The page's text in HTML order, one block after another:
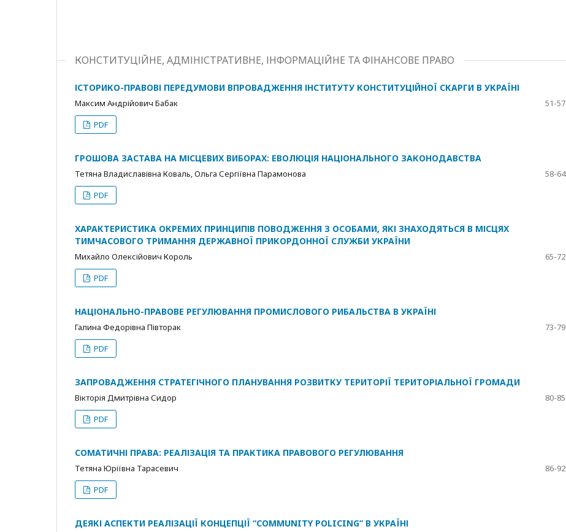
КОНСТИТУЦІЙНЕ, АДМІНІСТРАТИВНЕ, ІНФОРМАЦІЙНЕ ТА ФІНАНСОВЕ ПРАВО
ІСТОРИКО-ПРАВОВІ ПЕРЕДУМОВИ ВПРОВАДЖЕННЯ ІНСТИТУТУ КОНСТИТУЦІЙНОЇ СКАРГИ В УКРАЇНІ
Максим Андрійович Бабак
51-57
PDF
ГРОШОВА ЗАСТАВА НА МІСЦЕВИХ ВИБОРАХ: ЕВОЛЮЦІЯ НАЦІОНАЛЬНОГО ЗАКОНОДАВСТВА
Тетяна Владиславівна Коваль, Ольга Сергіївна Парамонова
58-64
PDF
ХАРАКТЕРИСТИКА ОКРЕМИХ ПРИНЦИПІВ ПОВОДЖЕННЯ З ОСОБАМИ, ЯКІ ЗНАХОДЯТЬСЯ В МІСЦЯХ
ТИМЧАСОВОГО ТРИМАННЯ ДЕРЖАВНОЇ ПРИКОРДОННОЇ СЛУЖБИ УКРАЇНИ
Михайло Олексійович Король
65-72
PDF
НАЦІОНАЛЬНО-ПРАВОВЕ РЕГУЛЮВАННЯ ПРОМИСЛОВОГО РИБАЛЬСТВА В УКРАЇНІ
Галина Федорівна Півторак
73-79
PDF
ЗАПРОВАДЖЕННЯ СТРАТЕГІЧНОГО ПЛАНУВАННЯ РОЗВИТКУ ТЕРИТОРІЇ ТЕРИТОРІАЛЬНОЇ ГРОМАДИ
Вікторія Дмитрівна Сидор
80-85
PDF
СОМАТИЧНІ ПРАВА: РЕАЛІЗАЦІЯ ТА ПРАКТИКА ПРАВОВОГО РЕГУЛЮВАННЯ
Тетяна Юріївна Тарасевич
86-92
PDF
ДЕЯКІ АСПЕКТИ РЕАЛІЗАЦІЇ КОНЦЕПЦІЇ “COMMUNITY POLICING” В УКРАЇНІ